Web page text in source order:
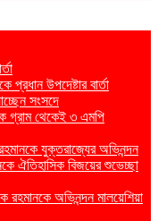
উপদেষ্টার বার্তা
সংসদে
গ্রাম থেকেই ৩ এমপি
যুক্তরাজ্যের অভিনন্দন
ঐতিহাসিক বিজয়ের শুভেচ্ছা
রহমানকে অভিনন্দন মালয়েশিয়া